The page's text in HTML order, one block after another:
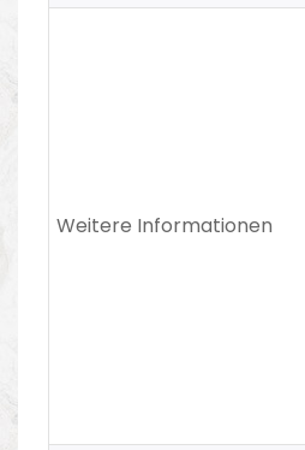
Weitere Informationen